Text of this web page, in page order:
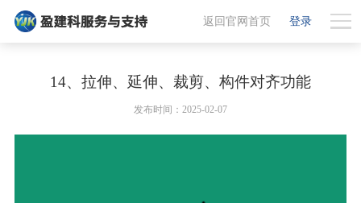
登录
返回官网首页
14、拉伸、延伸、裁剪、构件对齐功能
发布时间：2025-02-07